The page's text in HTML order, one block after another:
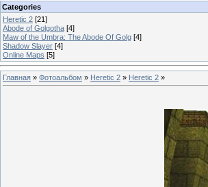
Categories
Heretic 2 [21]
Abode of Golgotha [4]
Maw of the Umbra: The Abode Of Golg [4]
Shadow Slayer [4]
Online Maps [5]
Главная » Фотоальбом » Heretic 2 » Heretic 2 »